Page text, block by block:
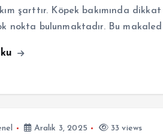
şarttır. Köpek bakımında
nokta bulunmaktadır. Bu
Aralık 3, 2025 33 views